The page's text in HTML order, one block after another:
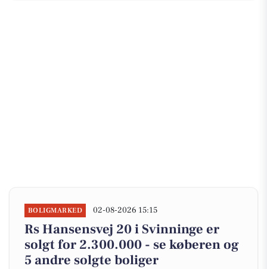
BOLIGMARKED 02-08-2026 15:15
Rs Hansensvej 20 i Svinninge er
solgt for 2.300.000 - se køberen og
5 andre solgte boliger